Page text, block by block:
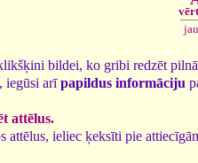
bildei, ko gribi redzēt
iegūsi arīpapildus informāciju
attēlus.
attēlus, ieliec ķeksīti pie